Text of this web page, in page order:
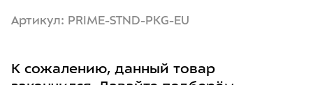
Артикул: PRIME-STND-PKG-EU
К сожалению, данный товар